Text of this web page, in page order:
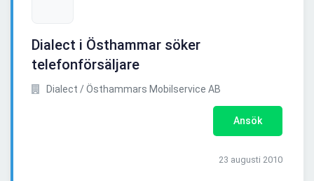
Dialect i Östhammar söker
telefonförsäljare
Dialect / Östhammars Mobilservice AB
Ansök
23 augusti 2010